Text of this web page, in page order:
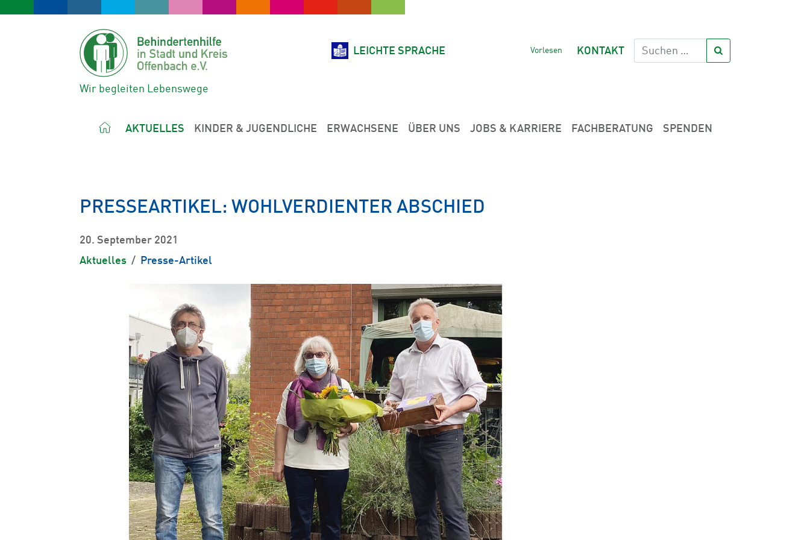
Wir begleiten Lebenswege
LEICHTE SPRACHE Vorlesen KONTAKT
AKTUELLES KINDER & JUGENDLICHE ERWACHSENE ÜBER UNS JOBS & KARRIERE FACHBERATUNG SPENDEN
PRESSEARTIKEL: WOHLVERDIENTER ABSCHIED
20. September 2021
Aktuelles
Presse-Artikel